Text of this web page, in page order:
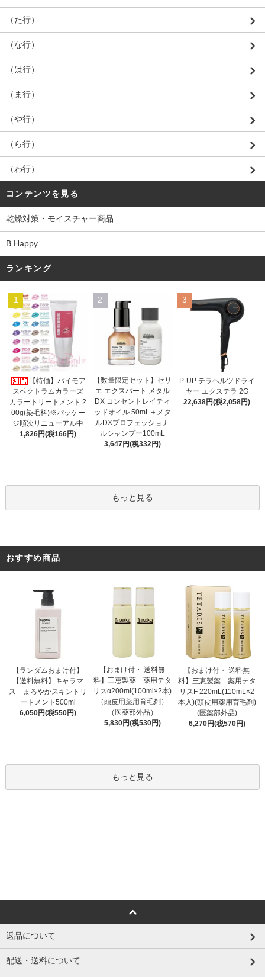
（た行）
（な行）
（は行）
（ま行）
（や行）
（ら行）
（わ行）
コンテンツを見る
乾燥対策・モイスチャー商品
B Happy
ランキング
1
【特価】パイモア
スペクトラムカラーズ
カラートリートメント 2
00g(染毛料)※パッケー
ジ順次リニューアル中
1,826円(税166円)
2
【数量限定セット】セリ
エ エクスパート メタル
DX コンセントレイティ
ッドオイル 50mL＋メタ
ルDXプロフェッショナ
ルシャンプー100mL
3,647円(税332円)
3
P-UP テラヘルツドライ
ヤー エクステラ 2G
22,638円(税2,058円)
もっと見る
おすすめ商品
【ランダムおまけ付】
【送料無料】キャラマ
ス まろやかスキントリ
ートメント500ml
6,050円(税550円)
【おまけ付・ 送料無
料】三恵製薬 薬用テタ
リスα200ml(100ml×2本)
（頭皮用薬用育毛剤）
（医薬部外品）
5,830円(税530円)
【おまけ付・ 送料無
料】三恵製薬 薬用テタ
リスF 220mL(110mL×2
本入)(頭皮用薬用育毛剤)
(医薬部外品)
6,270円(税570円)
もっと見る
返品について
配送・送料について